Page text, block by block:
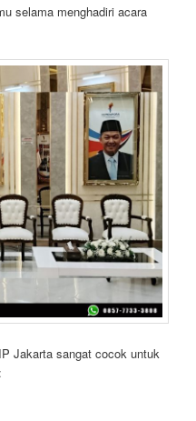
selama menghadiri acara
Jakarta sangat cocok untuk